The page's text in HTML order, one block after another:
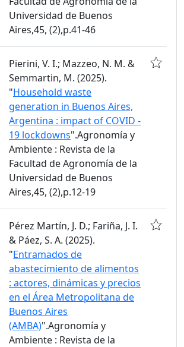
Universidad de Buenos
Aires,45, (2),p.41-46
Pierini, V. I.; Mazzeo, N. M. &
Semmartin, M. (2025).
"Household waste
generation in Buenos Aires,
Argentina : impact of COVID -
19 lockdowns".Agronomía y
Ambiente : Revista de la
Facultad de Agronomía de la
Universidad de Buenos
Aires,45, (2),p.12-19
Pérez Martín, J. D.; Fariña, J. I.
& Páez, S. A. (2025).
"Entramados de
abastecimiento de alimentos
: actores, dinámicas y precios
en el Área Metropolitana de
Buenos Aires
(AMBA)".Agronomía y
Ambiente : Revista de la